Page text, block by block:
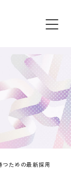
ための最新採用